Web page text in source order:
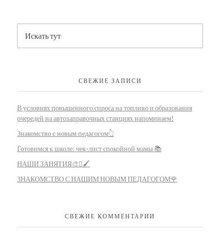
СВЕЖИЕ ЗАПИСИ
В условиях повышенного спроса на топливо и образования
очередей на автозаправочных станциях напоминаем!
Знакомство с новым педагогом👆
Готовимся к школе: чек-лист спокойной мамы 📚
НАШИ ЗАНЯТИЯ🎨🫟🖌️
ЗНАКОМСТВО С НАШИМ НОВЫМ ПЕДАГОГОМ🌹
СВЕЖИЕ КОММЕНТАРИИ